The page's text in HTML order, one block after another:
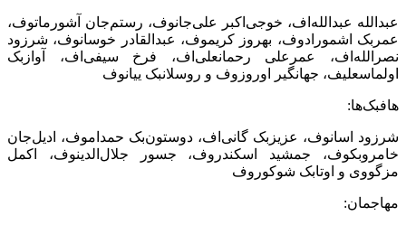
عبدالله عبدالله‌اف، خوجی‌اکبر علی‌جانوف، رستم‌جان آشورماتوف،
عمربک اشمورادوف، بهروز کریموف، عبدالقادر خوسانوف، شرزود
نصرالله‌اف، عمرعلی رحمانعلی‌اف، فرخ سیفی‌اف، آوازبک
اولماسعلیف، جهانگیر اوروزوف و روسلانبک ییانوف
هافبک‌ها:
شرزود اسانوف، عزیزبک گانی‌اف، دوستون‌بک حمداموف، ادیل‌جان
خامروبکوف، جمشید اسکندروف، جسور جلال‌الدینوف، اکمل
مزگووی و اوتابک شوکوروف
مهاجمان: